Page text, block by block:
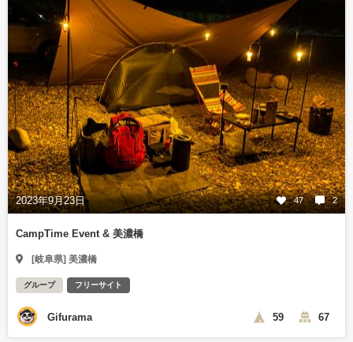
2023年9月23日 47 2
CampTime Event & 美濃橋
[岐阜県] 美濃橋
グループ フリーサイト
Gifurama 59 67